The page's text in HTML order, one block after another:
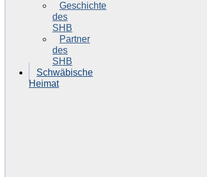
Geschichte
des
SHB
Partner
des
SHB
Schwäbische
Heimat